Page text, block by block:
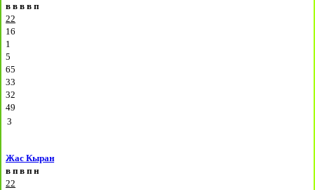
в в в в п
22
16
1
5
65
33
32
49
3
Жас Кыран
в п в п н
22